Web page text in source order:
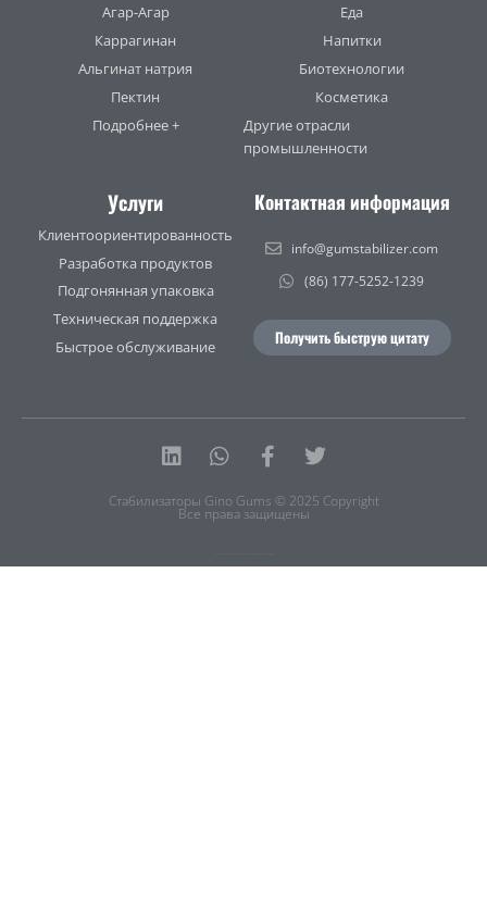
Агар-Агар
Каррагинан
Альгинат натрия
Пектин
Подробнее +
Еда
Напитки
Биотехнологии
Косметика
Другие отрасли
промышленности
Услуги
Клиентоориентированность
Разработка продуктов
Подгонянная упаковка
Техническая поддержка
Быстрое обслуживание
Контактная информация
info@gumstabilizer.com
(86) 177-5252-1239
Получить быструю цитату
LinkedinWhatsapp
Facebook-
Twitter
Стабилизаторы Gino Gums © 2025 Copyright
Все права защищены